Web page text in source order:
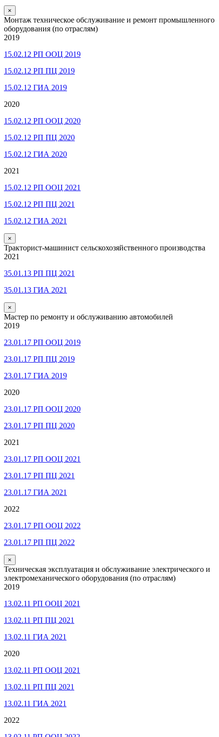
×
Монтаж техническое обслуживание и ремонт промышленного
оборудования (по отраслям)
2019
15.02.12 РП ООЦ 2019
15.02.12 РП ПЦ 2019
15.02.12 ГИА 2019
2020
15.02.12 РП ООЦ 2020
15.02.12 РП ПЦ 2020
15.02.12 ГИА 2020
2021
15.02.12 РП ООЦ 2021
15.02.12 РП ПЦ 2021
15.02.12 ГИА 2021
×
Тракторист-машинист сельскохозяйственного производства
2021
35.01.13 РП ПЦ 2021
35.01.13 ГИА 2021
×
Мастер по ремонту и обслуживанию автомобилей
2019
23.01.17 РП ООЦ 2019
23.01.17 РП ПЦ 2019
23.01.17 ГИА 2019
2020
23.01.17 РП ООЦ 2020
23.01.17 РП ПЦ 2020
2021
23.01.17 РП ООЦ 2021
23.01.17 РП ПЦ 2021
23.01.17 ГИА 2021
2022
23.01.17 РП ООЦ 2022
23.01.17 РП ПЦ 2022
×
Техническая эксплуатация и обслуживание электрического и
электромеханического оборудования (по отраслям)
2019
13.02.11 РП ООЦ 2021
13.02.11 РП ПЦ 2021
13.02.11 ГИА 2021
2020
13.02.11 РП ООЦ 2021
13.02.11 РП ПЦ 2021
13.02.11 ГИА 2021
2022